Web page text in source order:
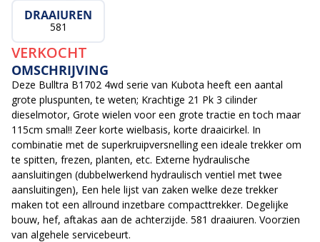
DRAAIUREN
581
VERKOCHT
OMSCHRIJVING
Deze Bulltra B1702 4wd serie van Kubota heeft een aantal
grote pluspunten, te weten; Krachtige 21 Pk 3 cilinder
dieselmotor, Grote wielen voor een grote tractie en toch maar
115cm smal!! Zeer korte wielbasis, korte draaicirkel. In
combinatie met de superkruipversnelling een ideale trekker om
te spitten, frezen, planten, etc. Externe hydraulische
aansluitingen (dubbelwerkend hydraulisch ventiel met twee
aansluitingen), Een hele lijst van zaken welke deze trekker
maken tot een allround inzetbare compacttrekker. Degelijke
bouw, hef, aftakas aan de achterzijde. 581 draaiuren. Voorzien
van algehele servicebeurt.